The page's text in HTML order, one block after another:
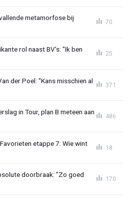
metamorfose bij
70
rol naast BV's: "Ik ben
25
der Poel: "Kans misschien al
371
in Tour, plan B meteen aan
486
etappe 7: Wie wint
18
doorbraak: "Zo goed
170